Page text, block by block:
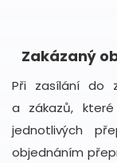
Zakázaný
Při zasílání do
a zákazů,
jednotlivých
objednáním